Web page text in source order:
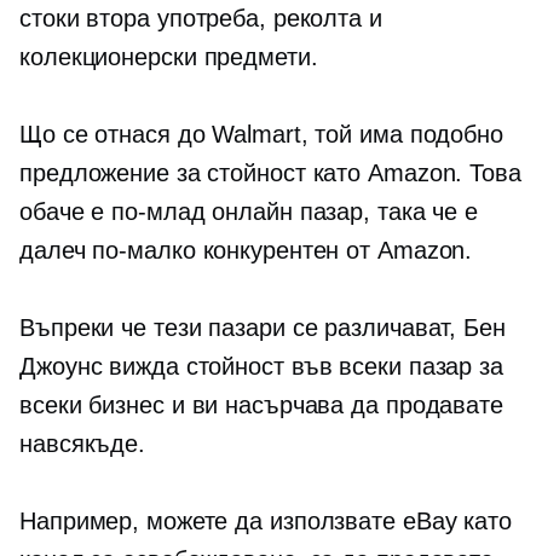
стоки втора употреба, реколта и
колекционерски предмети.
Що се отнася до Walmart, той има подобно
предложение за стойност като Amazon. Това
обаче е по-млад онлайн пазар, така че е
далеч по-малко конкурентен от Amazon.
Въпреки че тези пазари се различават, Бен
Джоунс вижда стойност във всеки пазар за
всеки бизнес и ви насърчава да продавате
навсякъде.
Например, можете да използвате eBay като